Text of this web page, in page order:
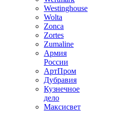
Westinghouse
Wolta
Zonca
Zortes
Zumaline
Армия
России
АртПром
Дубравия
Кузнечное
дело
Максисвет